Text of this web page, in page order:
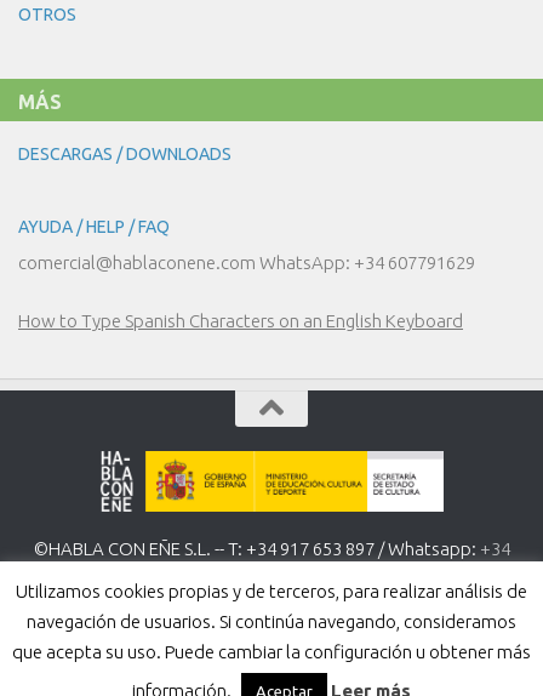
JUEGOS
OTROS
MÁS
DESCARGAS / DOWNLOADS
AYUDA / HELP / FAQ
comercial@hablaconene.com WhatsApp: +34 607791629
How to Type Spanish Characters on an English Keyboard
©HABLA CON EÑE S.L. -- T: +34 917 653 897 / Whatsapp: +34
Política de Privacidad-Política de cookies
Utilizamos cookies propias y de terceros, para realizar análisis de
navegación de usuarios. Si continúa navegando, consideramos
que acepta su uso. Puede cambiar la configuración u obtener más
información.
Aceptar Leer más